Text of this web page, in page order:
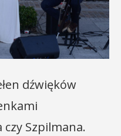
dźwięków
Szpilmana.